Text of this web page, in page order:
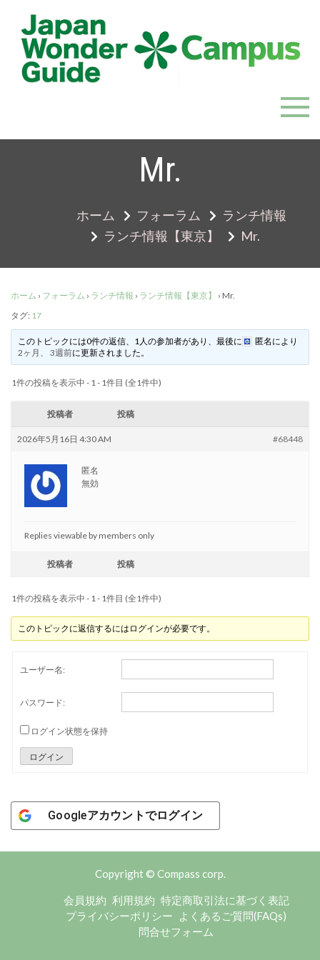
content
JapanWonderGuide Campus
「日本のガイドの質を世界一に」を目指すガイドコミ
Mr.
ホーム フォーラム
ランチ情報
ランチ情報【東京】
Mr.
ホーム › フォーラム › ランチ情報 › ランチ情報【東京】 › Mr.
タグ: 17
このトピックには0件の返信、1人の参加者があり、最後に 匿名 により
2ヶ月、 3週前に更新されました。
1件の投稿を表示中 - 1 - 1件目 (全1件中)
投稿者 投稿
2026年5月16日 4:30 AM #68448
匿名
無効
Replies viewable by members only
投稿者 投稿
1件の投稿を表示中 - 1 - 1件目 (全1件中)
このトピックに返信するにはログインが必要です。
ユーザー名:
パスワード:
ログイン状態を保持
ログイン
Googleアカウントでログイン
Copyright © Compass corp.
会員規約 利用規約 特定商取引法に基づく表記
プライバシーポリシー
よくあるご質問(FAQs)
問合せフォーム